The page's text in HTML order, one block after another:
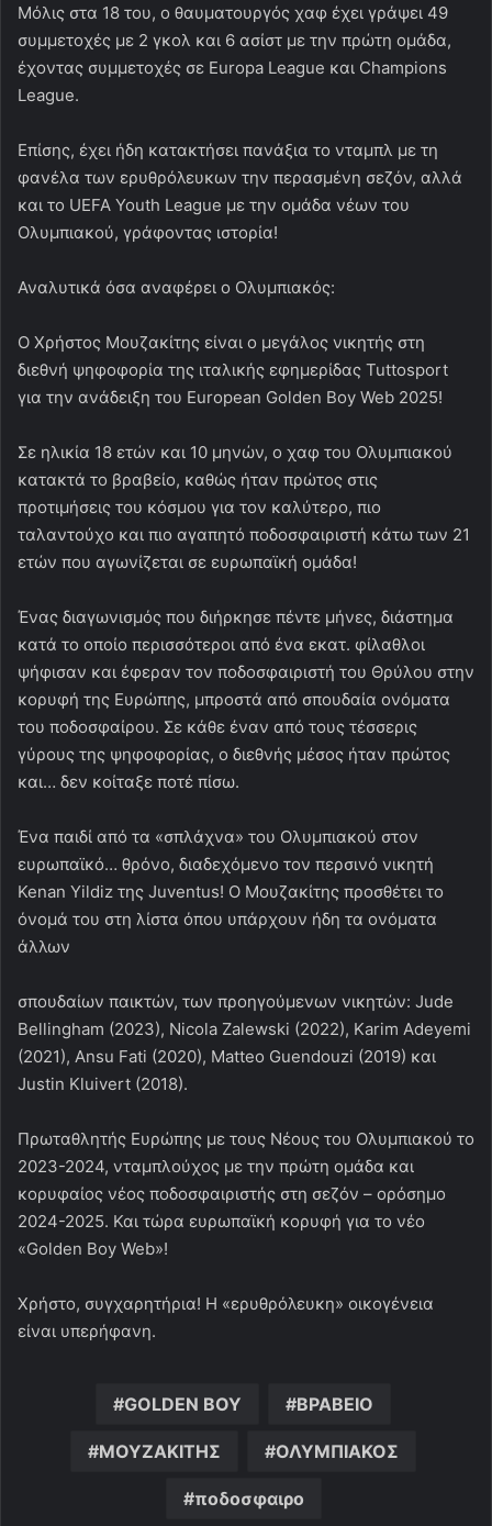
Μόλις στα 18 του, ο θαυματουργός χαφ έχει γράψει 49
συμμετοχές με 2 γκολ και 6 ασίστ με την πρώτη ομάδα,
έχοντας συμμετοχές σε Europa League και Champions
League.
Επίσης, έχει ήδη κατακτήσει πανάξια το νταμπλ με τη
φανέλα των ερυθρόλευκων την περασμένη σεζόν, αλλά
και το UEFA Youth League με την ομάδα νέων του
Ολυμπιακού, γράφοντας ιστορία!
Αναλυτικά όσα αναφέρει ο Ολυμπιακός:
Ο Χρήστος Μουζακίτης είναι ο μεγάλος νικητής στη
διεθνή ψηφοφορία της ιταλικής εφημερίδας Tuttosport
για την ανάδειξη του European Golden Boy Web 2025!
Σε ηλικία 18 ετών και 10 μηνών, ο χαφ του Ολυμπιακού
κατακτά το βραβείο, καθώς ήταν πρώτος στις
προτιμήσεις του κόσμου για τον καλύτερο, πιο
ταλαντούχο και πιο αγαπητό ποδοσφαιριστή κάτω των 21
ετών που αγωνίζεται σε ευρωπαϊκή ομάδα!
Ένας διαγωνισμός που διήρκησε πέντε μήνες, διάστημα
κατά το οποίο περισσότεροι από ένα εκατ. φίλαθλοι
ψήφισαν και έφεραν τον ποδοσφαιριστή του Θρύλου στην
κορυφή της Ευρώπης, μπροστά από σπουδαία ονόματα
του ποδοσφαίρου. Σε κάθε έναν από τους τέσσερις
γύρους της ψηφοφορίας, ο διεθνής μέσος ήταν πρώτος
και… δεν κοίταξε ποτέ πίσω.
Ένα παιδί από τα «σπλάχνα» του Ολυμπιακού στον
ευρωπαϊκό… θρόνο, διαδεχόμενο τον περσινό νικητή
Kenan Yildiz της Juventus! Ο Μουζακίτης προσθέτει το
όνομά του στη λίστα όπου υπάρχουν ήδη τα oνόματα
άλλων
σπουδαίων παικτών, των προηγούμενων νικητών: Jude
Bellingham (2023), Nicola Zalewski (2022), Karim Adeyemi
(2021), Ansu Fati (2020), Matteo Guendouzi (2019) και
Justin Kluivert (2018).
Πρωταθλητής Ευρώπης με τους Νέους του Ολυμπιακού το
2023-2024, νταμπλούχος με την πρώτη ομάδα και
κορυφαίος νέος ποδοσφαιριστής στη σεζόν – ορόσημο
2024-2025. Και τώρα ευρωπαϊκή κορυφή για το νέο
«Golden Boy Web»!
Χρήστο, συγχαρητήρια! Η «ερυθρόλευκη» οικογένεια
είναι υπερήφανη.
GOLDEN BOY ΒΡΑΒΕΙΟ
ΜΟΥΖΑΚΙΤΗΣ ΟΛΥΜΠΙΑΚΟΣ
ποδοσφαιρο